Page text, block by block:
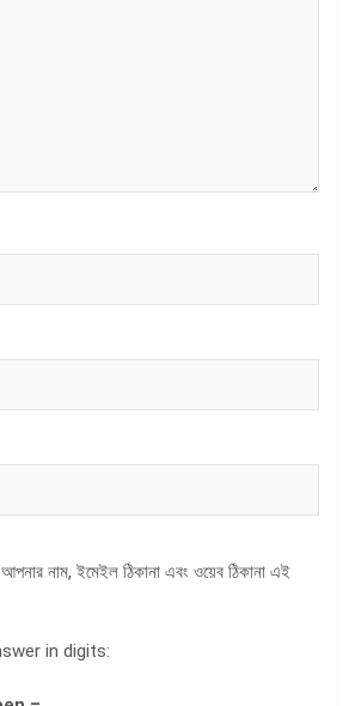
আপনার নাম, ইমেইল ঠিকানা এবং ওয়েব ঠিকানা এই
in digits: